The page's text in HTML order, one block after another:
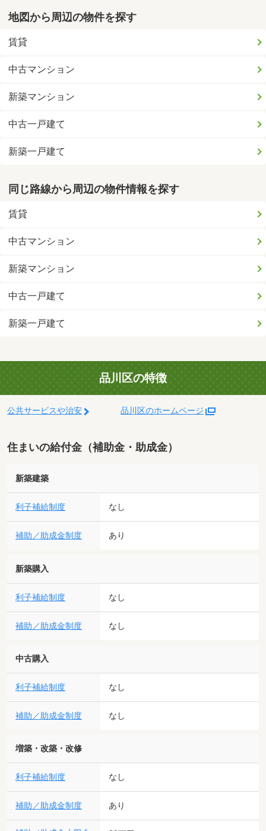
地図から周辺の物件を探す
賃貸
中古マンション
新築マンション
中古一戸建て
新築一戸建て
同じ路線から周辺の物件情報を探す
賃貸
中古マンション
新築マンション
中古一戸建て
新築一戸建て
品川区の特徴
公共サービスや治安 品川区のホームページ
住まいの給付金（補助金・助成金）
新築建築
利子補給制度 なし
補助／助成金制度 あり
新築購入
利子補給制度 なし
補助／助成金制度 なし
中古購入
利子補給制度 なし
補助／助成金制度 なし
増築・改築・改修
利子補給制度 なし
補助／助成金制度 あり